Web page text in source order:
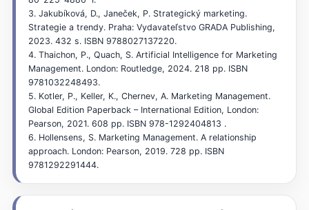
3. Jakubíková, D., Janeček, P. Strategický marketing.
Strategie a trendy. Praha: Vydavateľstvo GRADA Publishing,
2023. 432 s. ISBN 9788027137220.
4. Thaichon, P., Quach, S. Artificial Intelligence for Marketing
Management. London: Routledge, 2024. 218 pp. ISBN
9781032248493.
5. Kotler, P., Keller, K., Chernev, A. Marketing Management.
Global Edition Paperback – International Edition, London:
Pearson, 2021. 608 pp. ISBN ‏. 978-1292404813
6. Hollensens, S. Marketing Management. A relationship
approach. London: Pearson, 2019. 728 pp. ISBN
9781292291444.